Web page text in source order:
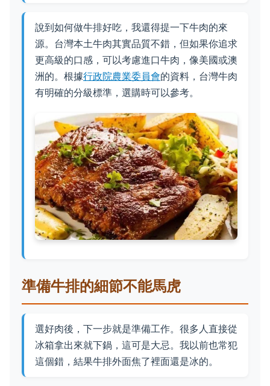
說到如何做牛排好吃，我還得提一下牛肉的來
源。台灣本土牛肉其實品質不錯，但如果你追求
更高級的口感，可以考慮進口牛肉，像美國或澳
洲的。根據行政院農業委員會的資料，台灣牛肉
有明確的分級標準，選購時可以參考。
準備牛排的細節不能馬虎
選好肉後，下一步就是準備工作。很多人直接從
冰箱拿出來就下鍋，這可是大忌。我以前也常犯
這個錯，結果牛排外面焦了裡面還是冰的。